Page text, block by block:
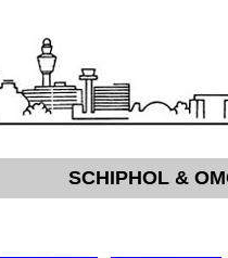
SCHIPHOL &